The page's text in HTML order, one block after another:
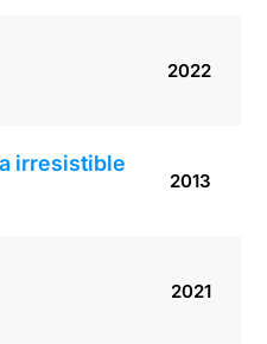
2022
irresistible
2013
2021